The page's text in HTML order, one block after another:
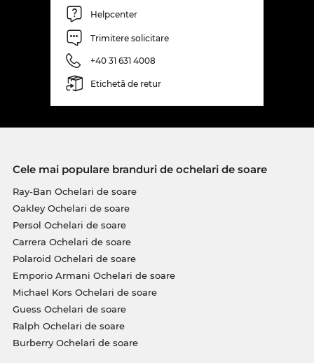
Helpcenter
Trimitere solicitare
+40 31 631 4008
Etichetă de retur
Cele mai populare branduri de ochelari de soare
Ray-Ban Ochelari de soare
Oakley Ochelari de soare
Persol Ochelari de soare
Carrera Ochelari de soare
Polaroid Ochelari de soare
Emporio Armani Ochelari de soare
Michael Kors Ochelari de soare
Guess Ochelari de soare
Ralph Ochelari de soare
Burberry Ochelari de soare